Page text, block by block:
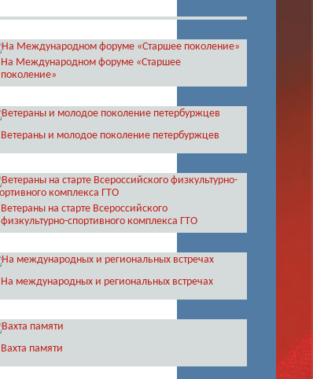
На Международном форуме «Старшее
поколение»
Ветераны и молодое поколение петербуржцев
Ветераны на старте Всероссийского
физкультурно-спортивного комплекса ГТО
На международных и региональных встречах
Вахта памяти